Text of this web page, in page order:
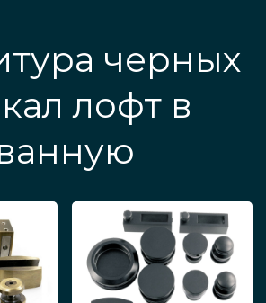
черных
лофт в